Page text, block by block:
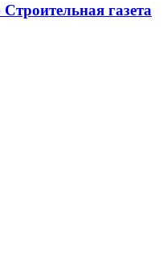
газета